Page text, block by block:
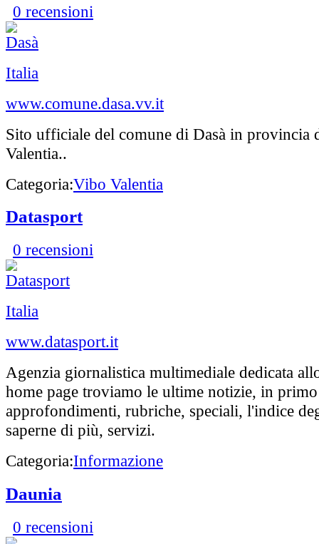
0 recensioni
Italia
www.comune.dasa.vv.it
Sito ufficiale del comune di Dasà in provincia
Valentia..
Categoria:Vibo Valentia
Datasport
0 recensioni
Italia
www.datasport.it
Agenzia giornalistica multimediale dedicata
home page troviamo le ultime notizie, in
approfondimenti, rubriche, speciali, l'indice
saperne di più, servizi.
Categoria:Informazione
Daunia
0 recensioni